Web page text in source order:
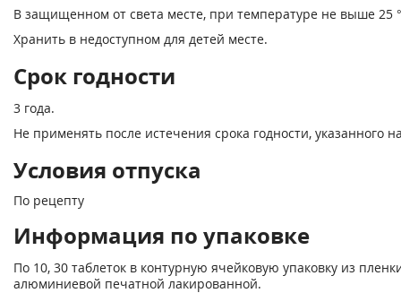
В защищенном от света месте, при температуре не выше 25
Хранить в недоступном для детей месте.
Срок годности
3 года.
Не применять после истечения срока годности, указанного
Условия отпуска
По рецепту
Информация по упаковке
По 10, 30 таблеток в контурную ячейковую упаковку из
алюминиевой печатной лакированной.